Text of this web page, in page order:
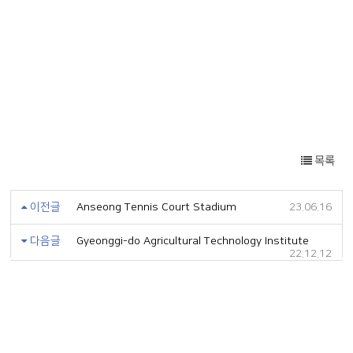
목록
이전글 Anseong Tennis Court Stadium 23.06.16
다음글
Gyeonggi-do Agricultural Technology Institute
22.12.12